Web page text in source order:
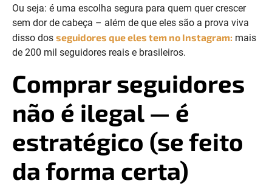
Ou seja: é uma escolha segura para quem quer crescer
sem dor de cabeça – além de que eles são a prova viva
disso dos seguidores que eles tem no Instagram: mais
de 200 mil seguidores reais e brasileiros.
Comprar seguidores
não é ilegal — é
estratégico (se feito
da forma certa)